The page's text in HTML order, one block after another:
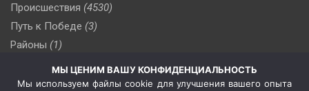
Происшествия (4530)
Путь к Победе (3)
Районы (1)
(510)
Сельское хозяйство (3)
МЫ ЦЕНИМ ВАШУ КОНФИДЕНЦИАЛЬНОСТЬ
Мы используем файлы cookie для улучшения вашего опыта